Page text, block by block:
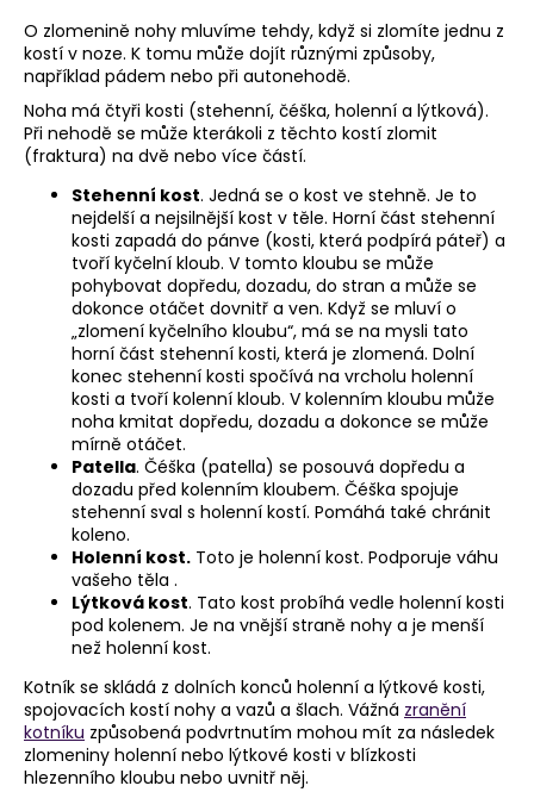
O zlomenině nohy mluvíme tehdy, když si zlomíte jednu z
kostí v noze. K tomu může dojít různými způsoby,
například pádem nebo při autonehodě.
Noha má čtyři kosti (stehenní, čéška, holenní a lýtková).
Při nehodě se může kterákoli z těchto kostí zlomit
(fraktura) na dvě nebo více částí.
Stehenní kost. Jedná se o kost ve stehně. Je to
nejdelší a nejsilnější kost v těle. Horní část stehenní
kosti zapadá do pánve (kosti, která podpírá páteř) a
tvoří kyčelní kloub. V tomto kloubu se může
pohybovat dopředu, dozadu, do stran a může se
dokonce otáčet dovnitř a ven. Když se mluví o
„zlomení kyčelního kloubu“, má se na mysli tato
horní část stehenní kosti, která je zlomená. Dolní
konec stehenní kosti spočívá na vrcholu holenní
kosti a tvoří kolenní kloub. V kolenním kloubu může
noha kmitat dopředu, dozadu a dokonce se může
mírně otáčet.
Patella. Čéška (patella) se posouvá dopředu a
dozadu před kolenním kloubem. Čéška spojuje
stehenní sval s holenní kostí. Pomáhá také chránit
koleno.
Holenní kost. Toto je holenní kost. Podporuje váhu
vašeho těla .
Lýtková kost. Tato kost probíhá vedle holenní kosti
pod kolenem. Je na vnější straně nohy a je menší
než holenní kost.
Kotník se skládá z dolních konců holenní a lýtkové kosti,
spojovacích kostí nohy a vazů a šlach. Vážná zranění
kotníku způsobená podvrtnutím mohou mít za následek
zlomeniny holenní nebo lýtkové kosti v blízkosti
hlezenního kloubu nebo uvnitř něj.
n
a
j
í
t
HLEDAT
m
e